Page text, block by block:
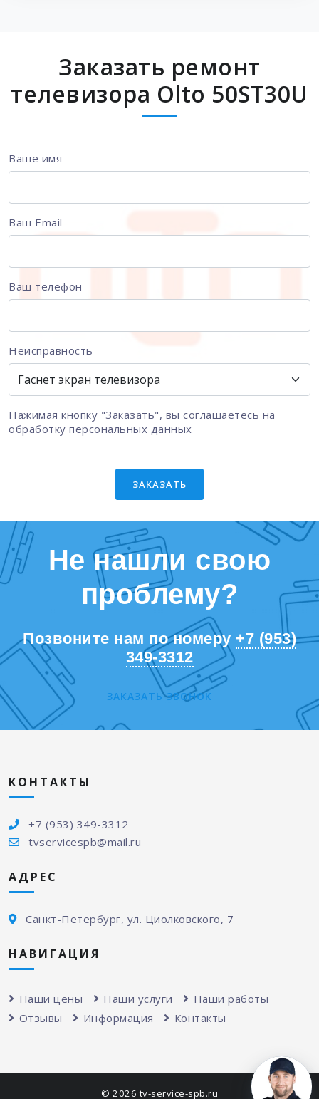
Заказать ремонт
телевизора Olto 50ST30U
Ваше имя
Ваш Email
Ваш телефон
Неисправность
Нажимая кнопку "Заказать", вы соглашаетесь на
обработку персональных данных
ЗАКАЗАТЬ
Не нашли свою
проблему?
Позвоните нам по номеру +7 (953)
349-3312
ЗАКАЗАТЬ ЗВОНОК
КОНТАКТЫ
+7 (953) 349-3312
tvservicespb@mail.ru
АДРЕС
Санкт-Петербург, ул. Циолковского, 7
НАВИГАЦИЯ
Наши цены Наши услуги
Наши работы
Отзывы
Информация Контакты
© 2026 tv-service-spb.ru